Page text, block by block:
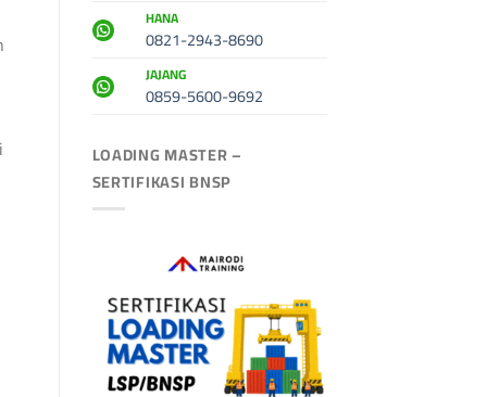
HANA
0821-2943-8690
JAJANG
0859-5600-9692
LOADING MASTER –
SERTIFIKASI BNSP